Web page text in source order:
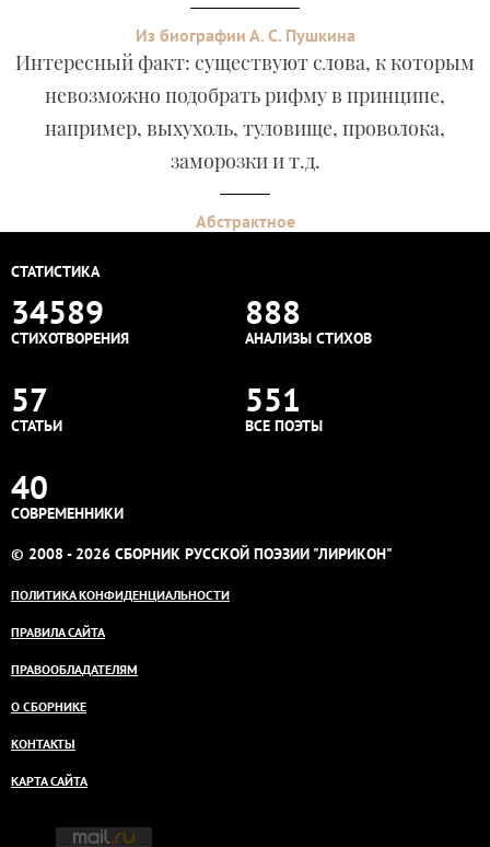
Из биографии А. С. Пушкина
Интересный факт: существуют слова, к которым
невозможно подобрать рифму в принципе,
например, выхухоль, туловище, проволока,
заморозки и т.д.
Абстрактное
СТАТИСТИКА
34589
СТИХОТВОРЕНИЯ
888
АНАЛИЗЫ СТИХОВ
57
СТАТЬИ
551
ВСЕ ПОЭТЫ
40
СОВРЕМЕННИКИ
© 2008 - 2026 СБОРНИК РУССКОЙ ПОЭЗИИ "ЛИРИКОН"
ПОЛИТИКА КОНФИДЕНЦИАЛЬНОСТИ
ПРАВИЛА САЙТА
ПРАВООБЛАДАТЕЛЯМ
О СБОРНИКЕ
КОНТАКТЫ
КАРТА САЙТА